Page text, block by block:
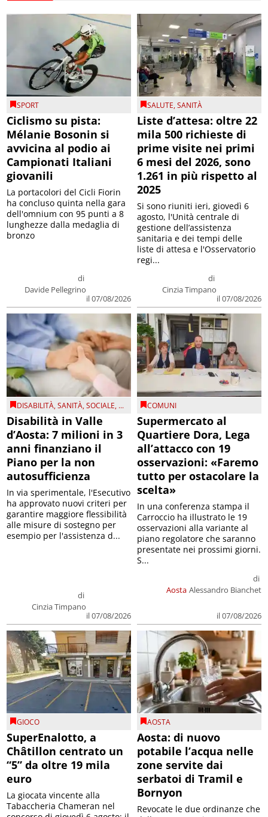
SPORT
Ciclismo su pista:
Mélanie Bosonin si
avvicina al podio ai
Campionati Italiani
giovanili
di
Davide Pellegrino
il 07/08/2026
La portacolori del Cicli Fiorin
ha concluso quinta nella gara
dell'omnium con 95 punti a 8
lunghezze dalla medaglia di
bronzo
SALUTE,SANITÀ
Liste d’attesa: oltre 22
mila 500 richieste di
prime visite nei primi
6 mesi del 2026, sono
1.261 in più rispetto al
2025
di
Cinzia Timpano
il 07/08/2026
Si sono riuniti ieri, giovedì 6
agosto, l'Unità centrale di
gestione dell’assistenza
sanitaria e dei tempi delle
liste di attesa e l'Osservatorio
regi...
DISABILITÀ,SANITÀ,SOCIALE, ...
Disabilità in Valle
d’Aosta: 7 milioni in 3
anni finanziano il
Piano per la non
autosufficienza
di
Cinzia Timpano
il 07/08/2026
In via sperimentale, l'Esecutivo
ha approvato nuovi criteri per
garantire maggiore flessibilità
alle misure di sostegno per
esempio per l'assistenza d...
COMUNI
Supermercato al
Quartiere Dora, Lega
all’attacco con 19
osservazioni: «Faremo
tutto per ostacolare la
scelta»
Aosta
di
Alessandro Bianchet
il 07/08/2026
In una conferenza stampa il
Carroccio ha illustrato le 19
osservazioni alla variante al
piano regolatore che saranno
presentate nei prossimi giorni.
S...
GIOCO
SuperEnalotto, a
Châtillon centrato un
“5” da oltre 19 mila
euro
La giocata vincente alla
Tabaccheria Chameran nel
AOSTA
Aosta: di nuovo
potabile l’acqua nelle
zone servite dai
serbatoi di Tramil e
Bornyon
Revocate le due ordinanze che